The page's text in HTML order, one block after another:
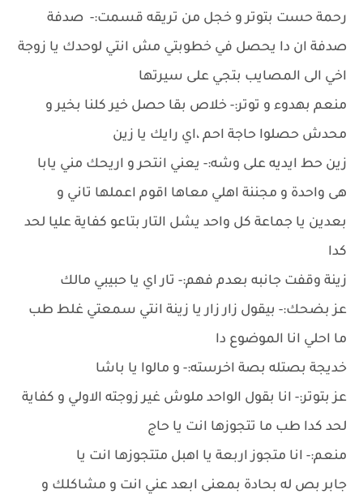
رحمة حست بتوتر و خجل من تريقه قسمت:- صدفة
صدفة ان دا يحصل في خطوبتي مش انتي لوحدك يا زوجة
اخي الى المصايب بتجي على سيرتها
منعم بهدوء و توتر:- خلاص بقا حصل خير كلنا بخير و
محدش حصلوا حاجة احم ،اي رايك يا زين
زين حط ايديه على وشه:- يعني انتحر و اريحك مني يابا
هى واحدة و مجننة اهلي معاها اقوم اعملها تاني و
بعدين يا جماعة كل واحد يشل التار بتاعو كفاية عليا لحد
كدا
زينة وقفت جانبه بعدم فهم:- تار اي يا حبيبي مالك
عز بضحك:- بيقول زار زار يا زينة انتي سمعتي غلط طب
ما احلي انا الموضوع دا
خديجة بصتله بصة اخرسته:- و مالوا يا باشا
عز بتوتر:- انا بقول الواحد ملوش غير زوجته الاولي و كفاية
لحد كدا طب ما تتجوزها انت يا حاج
منعم:- انا متجوز اربعة يا اهبل متتجوزها انت يا
جابر بص له بحادة بمعنى ابعد عني انت و مشاكلك و